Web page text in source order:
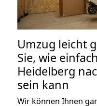
Umzug leicht
Sie, wie
Heidelberg
sein kann
Wir können Ihnen